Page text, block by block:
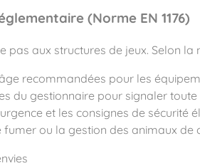
des cours d’école
ludiques & sportives
fréquentes(Norme EN 1176)
pas aux structures de jeux. Selon la
recommandées pour les
du gestionnaire pour signaler toute
et les consignes de sécurité
fumer ou la gestion des animaux de